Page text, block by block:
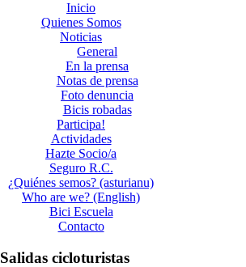
Inicio
Quienes Somos
Noticias
General
En la prensa
Notas de prensa
Foto denuncia
Bicis robadas
Participa!
Actividades
Hazte Socio/a
Seguro R.C.
¿Quiénes semos? (asturianu)
Who are we? (English)
Bici Escuela
Contacto
Salidas cicloturistas